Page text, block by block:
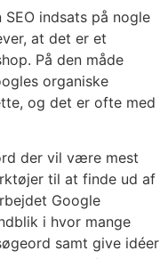
indsats på nogle
at det er et
På den måde
organiske
og det er ofte med
der vil være mest
til at finde ud af
Google
i hvor mange
samt give idéer